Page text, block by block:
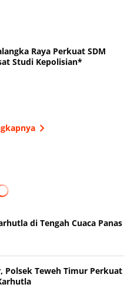
Raya Perkuat SDM
Studi Kepolisian*
di Tengah Cuaca Panas
Polsek Teweh Timur Perkuat